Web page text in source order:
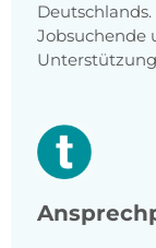
Jobsuchende